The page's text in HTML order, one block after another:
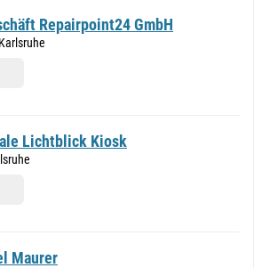
Repairpoint24 GmbH
Lichtblick Kiosk
Maurer